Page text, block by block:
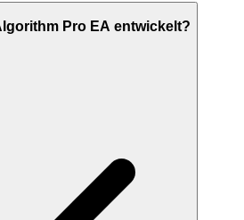
Pro EA entwickelt?